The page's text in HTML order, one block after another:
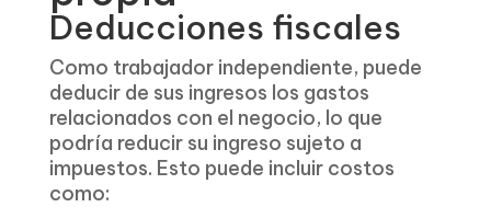
Deducciones fiscales
Como trabajador independiente, puede
deducir de sus ingresos los gastos
relacionados con el negocio, lo que
podría reducir su ingreso sujeto a
impuestos. Esto puede incluir costos
como: